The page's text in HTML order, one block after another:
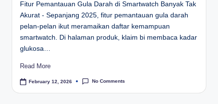
Fitur Pemantauan Gula Darah di Smartwatch Banyak Tak
Akurat - Sepanjang 2025, fitur pemantauan gula darah
pelan-pelan ikut meramaikan daftar kemampuan
smartwatch. Di halaman produk, klaim bi membaca kadar
glukosa…
Read More
February 12, 2026 No Comments